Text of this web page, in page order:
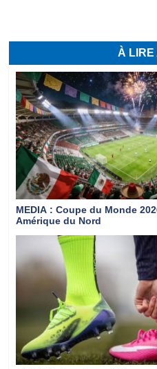
À LIRE
MEDIA : Coupe du Monde
Amérique du Nord